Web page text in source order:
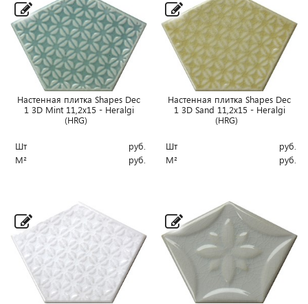
Настенная плитка Shapes Dec
1 3D Mint 11,2x15 - Heralgi
(HRG)
Шт
руб.
М²
руб.
Настенная плитка Shapes Dec
1 3D Sand 11,2x15 - Heralgi
(HRG)
Шт
руб.
М²
руб.